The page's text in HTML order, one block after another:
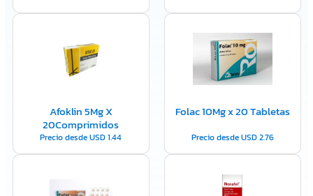
Afoklin 5Mg X
20Comprimidos
Precio desdeUSD1.44
Folac 10Mg x 20 Tabletas
Precio desdeUSD2.76